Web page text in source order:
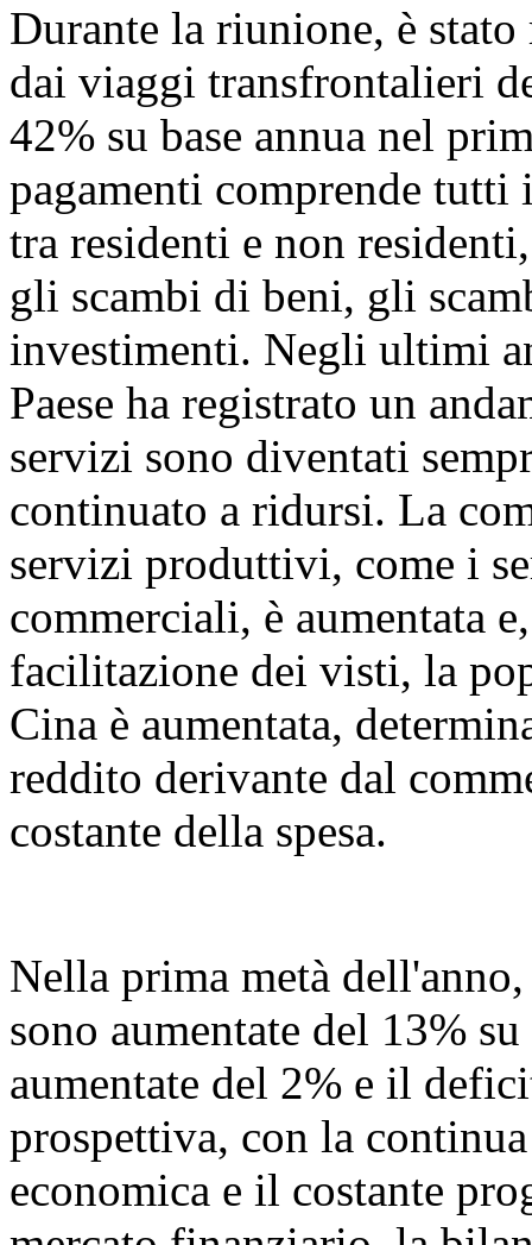
Durante la riunione, è
dai viaggi transfrontalieri
42% su base annua nel
pagamenti comprende
tra residenti e non
gli scambi di beni, gli
investimenti. Negli ultimi
Paese ha registrato un
servizi sono diventati
continuato a ridursi. La
servizi produttivi, come i
commerciali, è aumentata
facilitazione dei visti, la
Cina è aumentata,
reddito derivante dal
costante della spesa.
Nella prima metà
sono aumentate del 13%
aumentate del 2% e il
prospettiva, con la
economica e il costante